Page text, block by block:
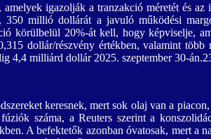
igazolják a tranzakció méretét és
millió dollárát a javuló működési
20%-át kell, hogy képviselje,
dollár/részvény értékben, valamint
4,4 milliárd dollár 2025. szeptember 30-
keresnek, mert sok olaj van a
száma, a Reuters szerint a
A befektetők azonban óvatosak, mert